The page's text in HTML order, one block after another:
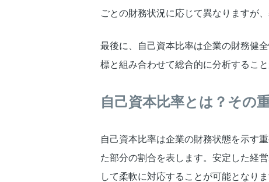
ごとの財務状況に応じて異なりますが
最後に、自己資本比率は企業の財務健
標と組み合わせて総合的に分析するこ
自己資本比率とは？その
自己資本比率は企業の財務状態を示す
た部分の割合を表します。安定した経
して柔軟に対応することが可能となりま